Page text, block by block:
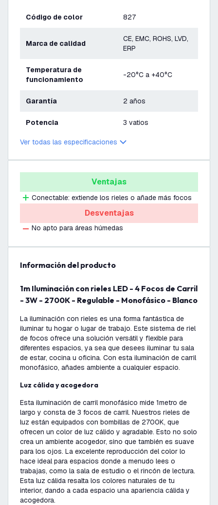
Código de color 827
Marca de calidad
CE, EMC, ROHS, LVD,
ERP
Temperatura de
funcionamiento
-20°C a +40°C
Garantía 2 años
Potencia 3 vatios
Ver todas las especificaciones
Ventajas
Conectable: extiende los rieles o añade más focos
Desventajas
No apto para áreas húmedas
información del producto
1m Iluminación con rieles LED - 4 Focos de Carril
- 3W - 2700K - Regulable - Monofásico - Blanco
La iluminación con rieles es una forma fantástica de
iluminar tu hogar o lugar de trabajo. Este sistema de riel
de focos ofrece una solución versátil y flexible para
diferentes espacios, ya sea que desees iluminar tu sala
de estar, cocina u oficina. Con esta iluminación de carril
monofásico, añades ambiente a cualquier espacio.
Luz cálida y acogedora
Esta iluminación de carril monofásico mide 1metro de
largo y consta de 3 focos de carril. Nuestros rieles de
luz están equipados con bombillas de 2700K, que
ofrecen un color de luz cálido y agradable. Esto no solo
crea un ambiente acogedor, sino que también es suave
para los ojos. La excelente reproducción del color lo
hace ideal para espacios donde a menudo lees o
trabajas, como la sala de estudio o el rincón de lectura.
Esta luz cálida resalta los colores naturales de tu
interior, dando a cada espacio una apariencia cálida y
acogedora.